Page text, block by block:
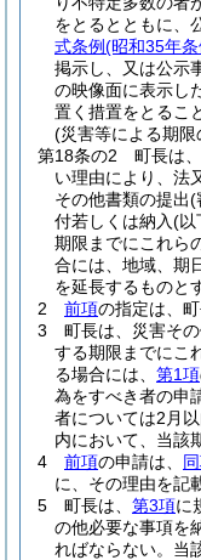
をとるとともに、
式条例(昭和35年
掲示し、又は公示
の映像面に表示し
置く措置をとるこ
(災害等による期限
第18条の2
町長は
い理由により、法
その他書類の提出(
付若しくは納入(以
期限までにこれら
合には、地域、期
を延長するものと
2
前項の指定は、
3
町長は、災害そ
する期限までにこ
る場合には、 第1項
為をすべき者の申
者については2月
内において、当該
4
前項の申請は、
に、その理由を記
5
町長は、 第3項に
の他必要な事項を
ればならない。 当